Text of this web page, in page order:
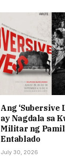
Ang ‘Subersive
ay Nagdala sa
Militar ng
Entablado
July 30, 2026